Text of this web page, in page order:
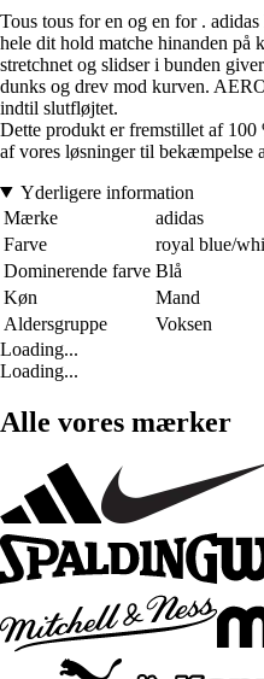
Tous tous for en og en for .
hele dit hold matche hinanden på
stretchnet og slidser i bunden
dunks og drev mod kurven.
indtil slutfløjtet.
Dette produkt er fremstillet af 100
af vores løsninger til bekæmpelse
Yderligere information
Mærke
adidas
Farve
royal blue/
Dominerende farve Blå
Køn
Mand
Aldersgruppe
Voksen
Loading...
Loading...
Alle vores mærker